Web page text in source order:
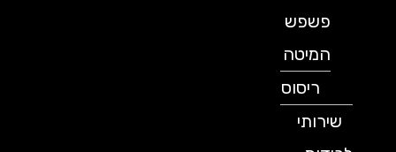
פשפש
המיטה
ריסוס
שירותי